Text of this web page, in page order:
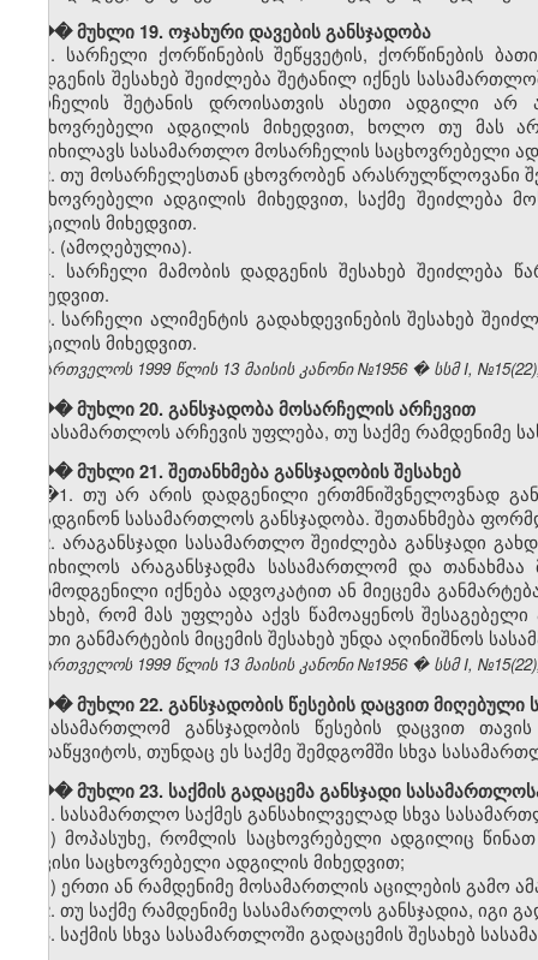
��� მუხლი 19. ოჯახური დავების განსჯადობა
1. სარჩელი ქორწინების შეწყვეტის, ქორწინების
დადგენის შესახებ შეიძლება შეტანილ იქნეს
სარჩელის შეტანის დროისათვის ასეთი ადგილი არ
საცხოვრებელი ადგილის მიხედვით, ხოლო თუ მას
განიხილავს სასამართლო მოსარჩელის საცხოვრებელი
2. თუ მოსარჩელესთან ცხოვრობენ არასრულწლოვანი
საცხოვრებელი ადგილის მიხედვით, საქმე შეიძლება
ადგილის მიხედვით.
3. (ამოღებულია).
4. სარჩელი მამობის დადგენის შესახებ შეიძლება
მიხედვით.
5. სარჩელი ალიმენტის გადახდევინების შესახებ
ადგილის მიხედვით.
საქართველოს 1999 წლის 13 მაისის კანონი №1956 � სსმ I,
��� მუხლი 20. განსჯადობა მოსარჩელის არჩევით
სასამართლოს არჩევის უფლება, თუ საქმე რამდენიმე
��� მუხლი 21. შეთანხმება განსჯადობის შესახებ
�1. თუ არ არის დადგენილი ერთმნიშვნელოვნად
დაადგინონ სასამართლოს განსჯადობა. შეთანხმება
2. არაგანსჯადი სასამართლო შეიძლება განსჯადი
განიხილოს არაგანსჯადმა სასამართლომ და
წარმოდგენილი იქნება ადვოკატით ან მიეცემა
შესახებ, რომ მას უფლება აქვს წამოაყენოს
ასეთი განმარტების მიცემის შესახებ უნდა აღინიშნოს
საქართველოს 1999 წლის 13 მაისის კანონი №1956 � სსმ I,
��� მუხლი 22. განსჯადობის წესების დაცვით მიღებული
სასამართლომ განსჯადობის წესების დაცვით
გადაწყვიტოს, თუნდაც ეს საქმე შემდგომში სხვა
��� მუხლი 23. საქმის გადაცემა განსჯადი
1. სასამართლო საქმეს განსახილველად სხვა
ა) მოპასუხე, რომლის საცხოვრებელი ადგილიც
თავისი საცხოვრებელი ადგილის მიხედვით;
ბ) ერთი ან რამდენიმე მოსამართლის აცილების გამო
2. თუ საქმე რამდენიმე სასამართლოს განსჯადია, იგი
3. საქმის სხვა სასამართლოში გადაცემის შესახებ